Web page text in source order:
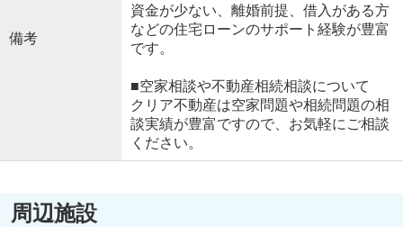
備考
資金が少ない、離婚前提、借入がある方
などの住宅ローンのサポート経験が豊富
です。
■空家相談や不動産相続相談について
クリア不動産は空家問題や相続問題の相
談実績が豊富ですので、お気軽にご相談
ください。
周辺施設